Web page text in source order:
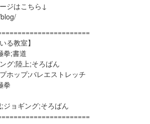
ジはこちら↓
る教室】
拳;書道
グ;陸上;そろばん
ホップ;バレエストレッチ
拳
;ジョギング;そろばん